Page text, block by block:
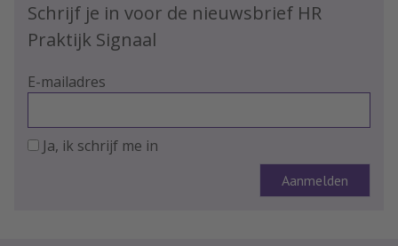
Schrijf je in voor de nieuwsbrief HR
Praktijk Signaal
E-mailadres
Ja, ik schrijf me in